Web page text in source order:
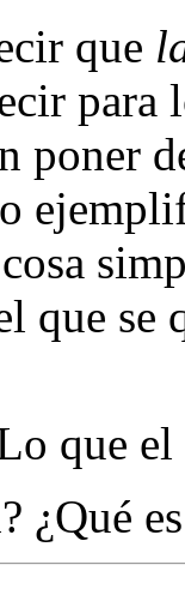
que
poner
que se
que
¿Qué